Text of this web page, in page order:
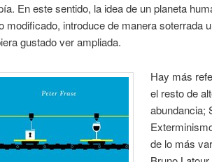
En este sentido, la idea de un planeta
modificado, introduce de manera soterrada
gustado ver ampliada.
Hay más
el resto de
abundancia;
de lo más